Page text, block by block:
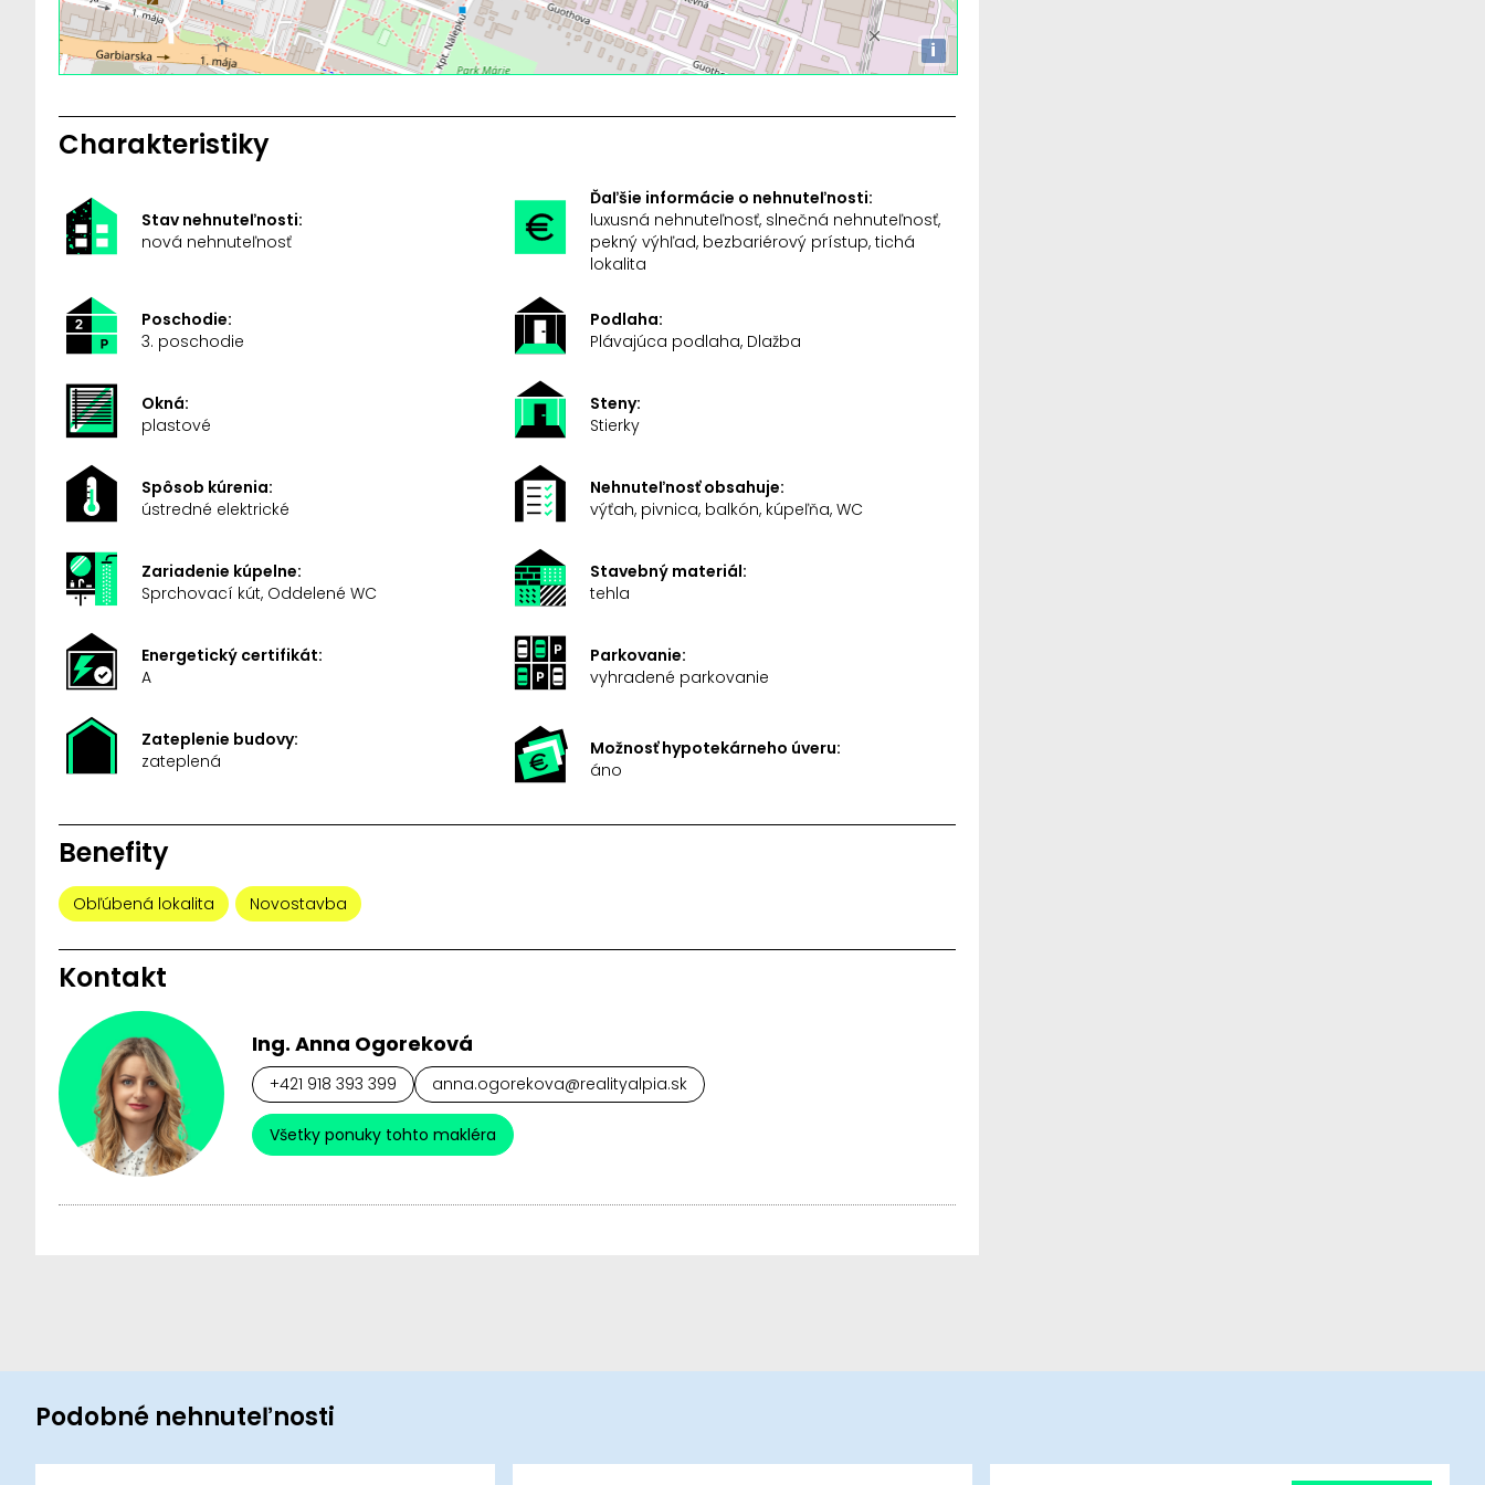
i
Charakteristiky
Stav nehnuteľnosti:
nová nehnuteľnosť
Ďaľšie informácie o nehnuteľnosti:
luxusná nehnuteľnosť, slnečná nehnuteľnosť,
pekný výhľad, bezbariérový prístup, tichá
lokalita
Poschodie:
3. poschodie
Podlaha:
Plávajúca podlaha, Dlažba
Okná:
plastové
Steny:
Stierky
Spôsob kúrenia:
ústredné elektrické
Nehnuteľnosť obsahuje:
výťah, pivnica, balkón, kúpeľňa, WC
Zariadenie kúpelne:
Sprchovací kút, Oddelené WC
Stavebný materiál:
tehla
Energetický certifikát:
A
Parkovanie:
vyhradené parkovanie
Zateplenie budovy:
zateplená
Možnosť hypotekárneho úveru:
áno
Benefity
Obľúbená lokalita Novostavba
Kontakt
Ing. Anna Ogoreková
+421 918 393 399 anna.ogorekova@realityalpia.sk
Všetky ponuky tohto makléra
Podobné nehnuteľnosti